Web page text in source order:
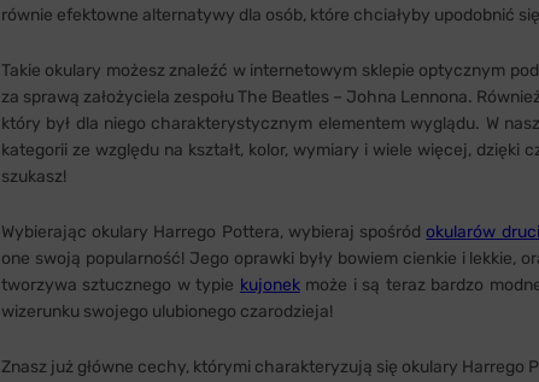
równie efektowne alternatywy dla osób, które chciałyby upodobnić
Takie okulary możesz znaleźć w internetowym sklepie optycznym
za sprawą założyciela zespołu The Beatles – Johna Lennona.
który był dla niego charakterystycznym elementem wyglądu. W
kategorii ze względu na kształt, kolor, wymiary i wiele więcej, dzięki
szukasz!
Wybierając okulary Harrego Pottera, wybieraj spośród okularów
one swoją popularność! Jego oprawki były bowiem cienkie i lekkie,
tworzywa sztucznego w typie kujonekmoże i są teraz bardzo
wizerunku swojego ulubionego czarodzieja!
Znasz już główne cechy, którymi charakteryzują się okulary Harrego